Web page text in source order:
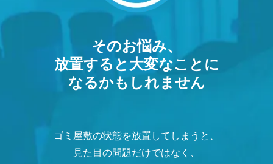
そのお悩み、
放置すると大変なことに
なるかもしれません
ゴミ屋敷の状態を放置してしまうと、
見た目の問題だけではなく、